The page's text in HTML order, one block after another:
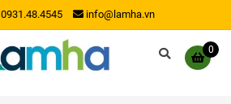
0931.48.4545 info@lamha.vn
0